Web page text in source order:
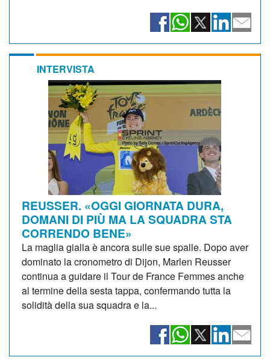
INTERVISTA
REUSSER. «OGGI GIORNATA DURA,
DOMANI DI PIÙ MA LA SQUADRA STA
CORRENDO BENE»
La maglia gialla è ancora sulle sue spalle. Dopo aver
dominato la cronometro di Dijon, Marlen Reusser
continua a guidare il Tour de France Femmes anche
al termine della sesta tappa, confermando tutta la
solidità della sua squadra e la...